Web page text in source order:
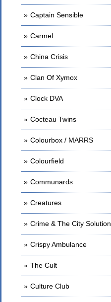
Captain Sensible
Carmel
China Crisis
Clan Of Xymox
Clock DVA
Cocteau Twins
Colourbox / MARRS
Colourfield
Communards
Creatures
Crime & The City Solution
Crispy Ambulance
The Cult
Culture Club